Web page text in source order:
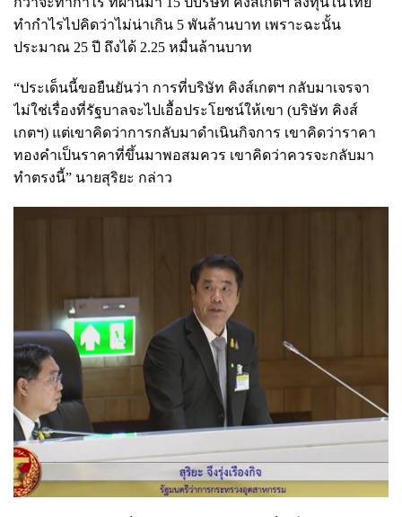
ทำกำไรไปคิดว่าไม่น่าเกิน 5 พันล้านบาท เพราะฉะนั้น
ประมาณ 25 ปี ถึงได้ 2.25 หมื่นล้านบาท
“ประเด็นนี้ขอยืนยันว่า การที่บริษัท คิงส์เกตฯ กลับมาเจรจา
ไม่ใช่เรื่องที่รัฐบาลจะไปเอื้อประโยชน์ให้เขา (บริษัท คิงส์
เกตฯ) แต่เขาคิดว่าการกลับมาดำเนินกิจการ เขาคิดว่าราคา
ทองคำเป็นราคาที่ขึ้นมาพอสมควร เขาคิดว่าควรจะกลับมา
ทำตรงนี้” นายสุริยะ กล่าว